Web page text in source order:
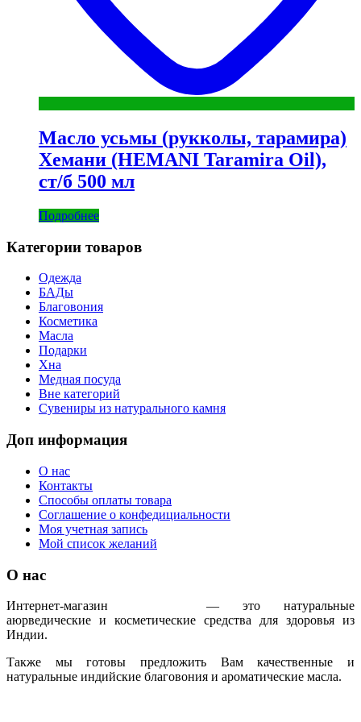
Масло усьмы (рукколы, тарамира)
Хемани (HEMANI Taramira Oil),
ст/б 500 мл
Подробнее
Категории товаров
Одежда
БАДы
Благовония
Косметика
Масла
Подарки
Хна
Медная посуда
Вне категорий
Сувениры из натурального камня
Доп информация
О нас
Контакты
Способы оплаты товара
Соглашение о конфедициальности
Моя учетная запись
Мой список желаний
О нас
Интернет-магазин
— это натуральные
аюрведические и косметические средства для здоровья из
Индии.
Также мы готовы предложить Вам качественные и
натуральные индийские благовония и ароматические масла.